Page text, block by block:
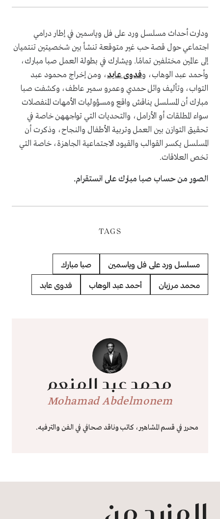
ودارت أحداث مسلسل ورد على فل وياسمين في إطار درامي
اجتماعي حول قصة حب غير متوقعة تنشأ بين شخصيتين تنتميان
إلى عالمين مختلفين تمامًا. ويشارك في بطولة العمل صبا مبارك،
وأحمد عبد الوهاب، وفدوى عابد، ومن إخراج محمود عبد
التواب، وتأليف وائل حمدي وعمرو سمير عاطف، وكشفت صبا
مبارك أن المسلسل يناقش واقع ومسؤوليات الأمهات المنفصلات
سواء المطلقات أو الأرامل، والتحديات التي تواجههن خاصة في
تحقيق التوازن بين العمل وتربية الأطفال والنجاح، وذكرت أن
المسلسل يكسر القوالب والقيود الاجتماعية الجاهزة، خاصة التي
تخص العلاقات.
الصور من حساب صبا مبارك على انستقرام.
TAGS
مسلسل ورد على فل وياسمين صبا مبارك
محمد مرزبان أحمد عبد الوهاب فدوى عابد
محمد عبد المنعم
Mohamad Abdelmonem
محرر في قسم المشاهير، كاتب وناقد صحافي في الفن والترفيه.